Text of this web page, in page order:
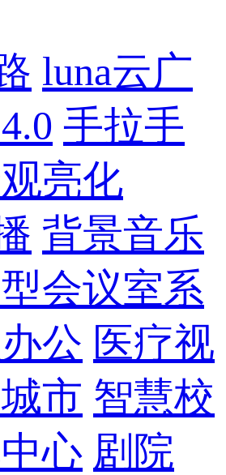
luna云广
手拉手
亮化
背景音乐
会议室系
公 医疗视
市 智慧校
心 剧院